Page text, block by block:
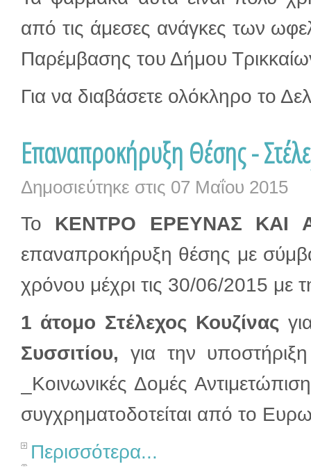
από τις άμεσες ανάγκες των
Παρέμβασης του Δήμου
Για να διαβάσετε ολόκληρο το
Επαναπροκήρυξη Θέσης -
Δημοσιεύτηκε στις 07 Μαΐου 2015
Το ΚΕΝΤΡΟ ΕΡΕΥΝΑΣ ΚΑΙ
επαναπροκήρυξη θέσης με
χρόνου μέχρι τις 30/06/2015 με
1 άτομο Στέλεχος Κουζίνας
Συσσιτίου, για την
_Κοινωνικές Δομές
συγχρηματοδοτείται από το
Περισσότερα...